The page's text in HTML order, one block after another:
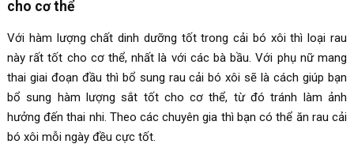
cho cơ thể
Với hàm lượng chất dinh dưỡng tốt trong cải bó xôi thì loại rau
này rất tốt cho cơ thể, nhất là với các bà bầu. Với phụ nữ mang
thai giai đoạn đầu thì bổ sung rau cải bó xôi sẽ là cách giúp bạn
bổ sung hàm lượng sắt tốt cho cơ thể, từ đó tránh làm ảnh
hưởng đến thai nhi. Theo các chuyên gia thì bạn có thể ăn rau cải
bó xôi mỗi ngày đều cực tốt.